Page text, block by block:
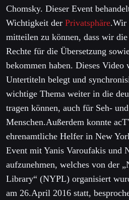
Chomsky. Dieser Event
Wichtigkeit der Privatsphäre.Wir
mitteilen zu können, dass wir
Rechte für die Übersetzung
bekommen haben. Dieses Video
Untertiteln belegt und
wichtige Thema weiter in die
tragen können, auch für Seh-
Menschen.Außerdem konnte
ehrenamtliche Helfer in New
Event mit Yanis Varoufakis und
aufzunehmen, welches von der
Library“ (NYPL) organisiert
am 26.April 2016 statt,